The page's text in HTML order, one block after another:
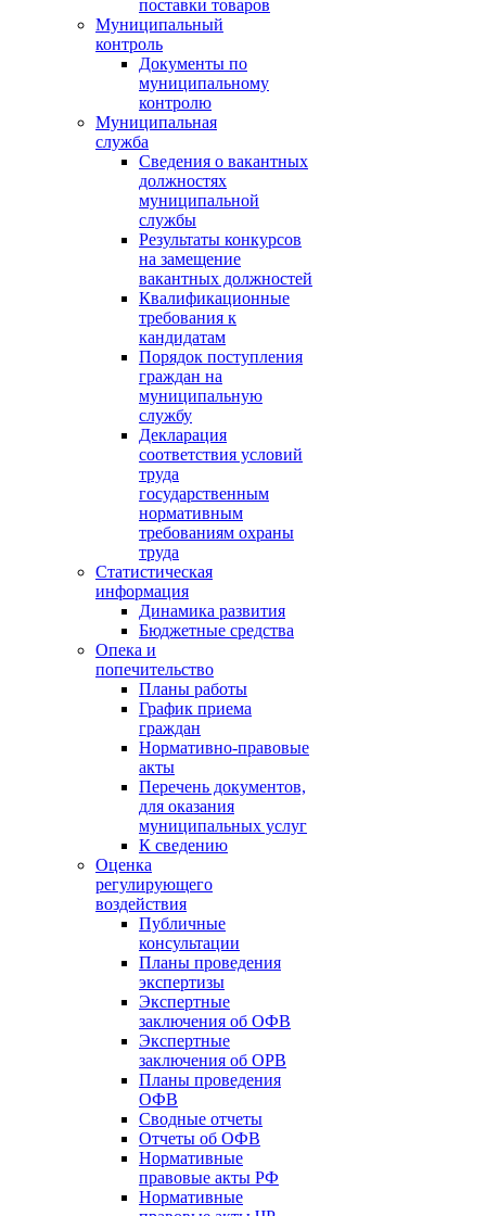
поставки товаров
Муниципальный
контроль
Документы по
муниципальному
контролю
Муниципальная
служба
Сведения о вакантных
должностях
муниципальной
службы
Результаты конкурсов
на замещение
вакантных должностей
Квалификационные
требования к
кандидатам
Порядок поступления
граждан на
муниципальную
службу
Декларация
соответствия условий
труда
государственным
нормативным
требованиям охраны
труда
Статистическая
информация
Динамика развития
Бюджетные средства
Опека и
попечительство
Планы работы
График приема
граждан
Нормативно-правовые
акты
Перечень документов,
для оказания
муниципальных услуг
К сведению
Оценка
регулирующего
воздействия
Публичные
консультации
Планы проведения
экспертизы
Экспертные
заключения об ОФВ
Экспертные
заключения об ОРВ
Планы проведения
ОФВ
Сводные отчеты
Отчеты об ОФВ
Нормативные
правовые акты РФ
Нормативные